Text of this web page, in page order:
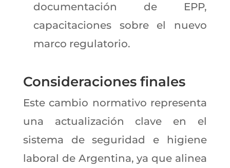
documentación de EPP,
capacitaciones sobre el nuevo
marco regulatorio.
Consideraciones finales
Este cambio normativo representa
una actualización clave en el
sistema de seguridad e higiene
laboral de Argentina, ya que alinea